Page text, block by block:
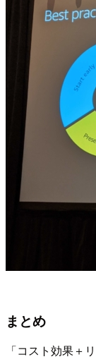
まとめ
「コスト効果＋